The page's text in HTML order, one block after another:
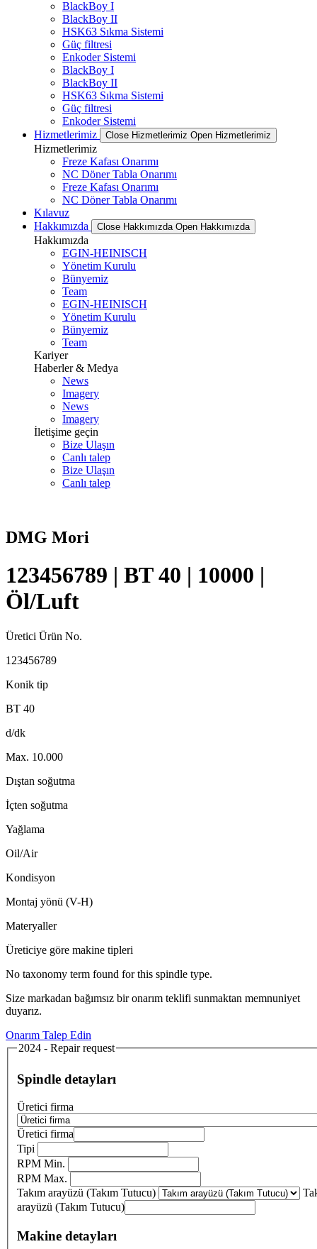
BlackBoy I
BlackBoy II
HSK63 Sıkma Sistemi
Güç filtresi
Enkoder Sistemi
BlackBoy I
BlackBoy II
HSK63 Sıkma Sistemi
Güç filtresi
Enkoder Sistemi
Hizmetlerimiz
Close Hizmetlerimiz Open Hizmetlerimiz
Hizmetlerimiz
Freze Kafası Onarımı
NC Döner Tabla Onarımı
Freze Kafası Onarımı
NC Döner Tabla Onarımı
Kılavuz
Hakkımızda
Close Hakkımızda Open Hakkımızda
Hakkımızda
EGIN-HEINISCH
Yönetim Kurulu
Bünyemiz
Team
EGIN-HEINISCH
Yönetim Kurulu
Bünyemiz
Team
Kariyer
Haberler & Medya
News
Imagery
News
Imagery
İletişime geçin
Bize Ulaşın
Canlı talep
Bize Ulaşın
Canlı talep
DMG Mori
123456789 | BT 40 | 10000 |
Öl/Luft
Üretici Ürün No.
123456789
Konik tip
BT 40
d/dk
Max. 10.000
Dıştan soğutma
İçten soğutma
Yağlama
Oil/Air
Kondisyon
Montaj yönü (V-H)
Materyaller
Üreticiye göre makine tipleri
No taxonomy term found for this spindle type.
Size markadan bağımsız bir onarım teklifi sunmaktan memnuniyet
duyarız.
Onarım Talep Edin
2024 - Repair request
Spindle detayları
Üretici firma
Üretici firma
Tipi
RPM Min.
RPM Max.
Takım arayüzü (Takım Tutucu)
arayüzü (Takım Tutucu)
Makine detayları